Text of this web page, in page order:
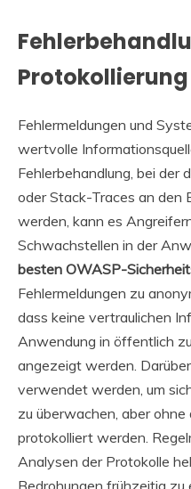
Protokollierung
Fehlermeldungen und
wertvolle
Fehlerbehandlung, bei der
oder Stack-Traces an den
werden, kann es
Schwachstellen in der
besten OWASP-
Fehlermeldungen zu
dass keine vertraulichen
Anwendung in öffentlich
angezeigt werden.
verwendet werden, um
zu überwachen, aber
protokolliert werden.
Analysen der Protokolle
Bedrohungen frühzeitig zu